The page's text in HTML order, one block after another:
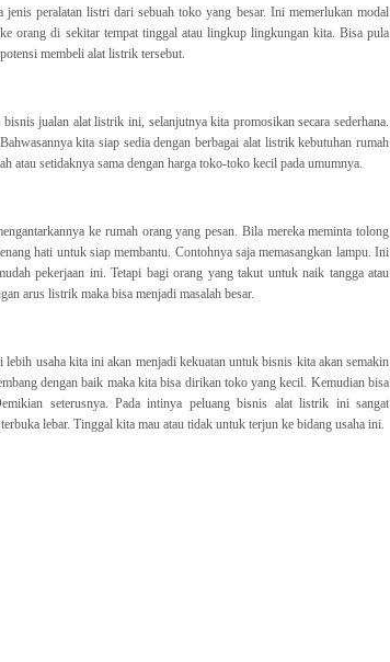
jenis peralatan listri dari sebuah toko yang besar. Ini memerlukan modal
orang di sekitar tempat tinggal atau lingkup lingkungan kita. Bisa pula
membeli alat listrik tersebut.
jualan alat listrik ini, selanjutnya kita promosikan secara sederhana.
kita siap sedia dengan berbagai alat listrik kebutuhan rumah
atau setidaknya sama dengan harga toko-toko kecil pada umumnya.
ke rumah orang yang pesan. Bila mereka meminta tolong
hati untuk siap membantu. Contohnya saja memasangkan lampu. Ini
pekerjaan ini. Tetapi bagi orang yang takut untuk naik tangga atau
arus listrik maka bisa menjadi masalah besar.
usaha kita ini akan menjadi kekuatan untuk bisnis kita akan semakin
dengan baik maka kita bisa dirikan toko yang kecil. Kemudian bisa
seterusnya. Pada intinya peluang bisnis alat listrik ini sangat
lebar. Tinggal kita mau atau tidak untuk terjun ke bidang usaha ini.